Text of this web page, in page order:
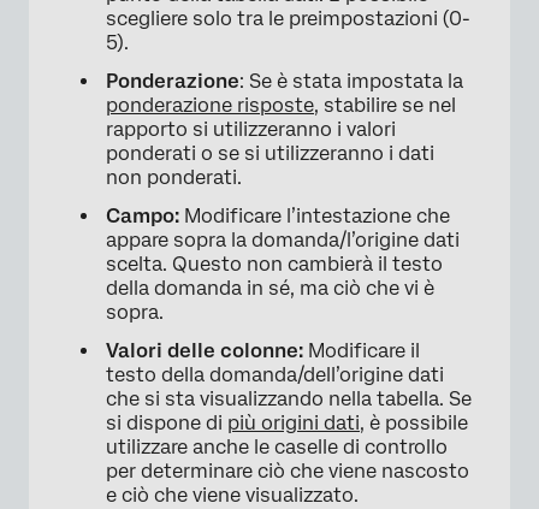
scegliere solo tra le preimpostazioni (0-
5).
Ponderazione: Se è stata impostata la
ponderazione risposte, stabilire se nel
rapporto si utilizzeranno i valori
ponderati o se si utilizzeranno i dati
non ponderati.
Campo: Modificare l’intestazione che
appare sopra la domanda/l’origine dati
scelta. Questo non cambierà il testo
della domanda in sé, ma ciò che vi è
sopra.
Valori delle colonne: Modificare il
testo della domanda/dell’origine dati
che si sta visualizzando nella tabella. Se
si dispone di più origini dati, è possibile
utilizzare anche le caselle di controllo
per determinare ciò che viene nascosto
e ciò che viene visualizzato.